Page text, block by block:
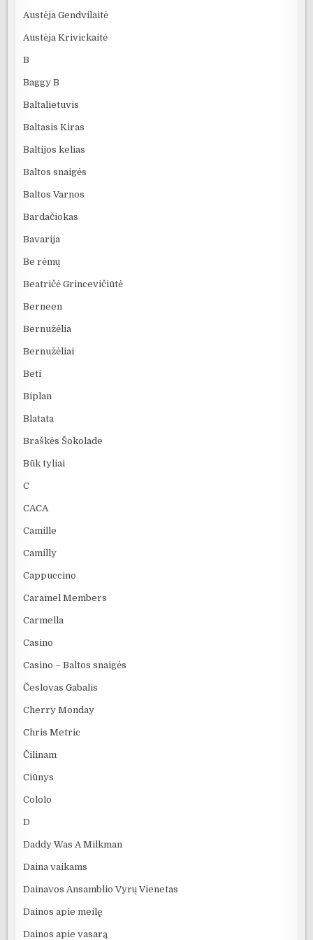
Austėja Gendvilaitė
Austėja Krivickaitė
B
Baggy B
Baltalietuvis
Baltasis Kiras
Baltijos kelias
Baltos snaigės
Baltos Varnos
Bardačiokas
Bavarija
Be rėmų
Beatričė Grincevičiūtė
Berneen
Bernužėlia
Bernužėliai
Beti
Biplan
Blatata
Braškės Šokolade
Būk tyliai
C
CACA
Camille
Camilly
Cappuccino
Caramel Members
Carmella
Casino
Casino – Baltos snaigės
Česlovas Gabalis
Cherry Monday
Chris Metric
Čilinam
Ciūnys
Cololo
D
Daddy Was A Milkman
Daina vaikams
Dainavos Ansamblio Vyrų Vienetas
Dainos apie meilę
Dainos apie vasarą